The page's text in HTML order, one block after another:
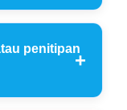
penitipan